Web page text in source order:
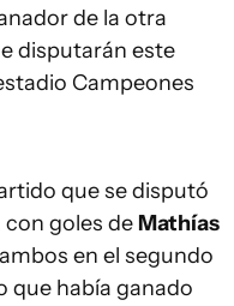
de la otra
disputarán este
Campeones
que se disputó
goles de Mathías
en el segundo
que había ganado